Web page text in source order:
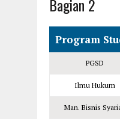
Bagian 2
Program
PGSD
Ilmu Hukum
Man. Bisnis